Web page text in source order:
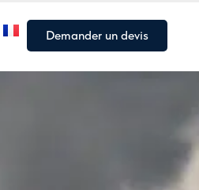
Demander un devis